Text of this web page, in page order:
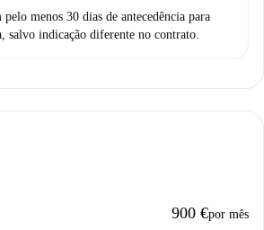
menos 30 dias de antecedência para
salvo indicação diferente no contrato.
900 €por mês